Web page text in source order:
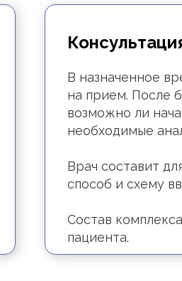
В назначенное
на прием. После
возможно ли
необходимые
Врач составит
способ и схему
Состав
пациента.